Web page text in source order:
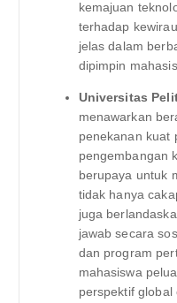
kemajuan
terhadap
jelas dalam
dipimpin
Universitas
menawarkan
penekanan kuat
pengembangan
berupaya untuk
tidak hanya
juga
jawab secara
dan program
mahasiswa
perspektif